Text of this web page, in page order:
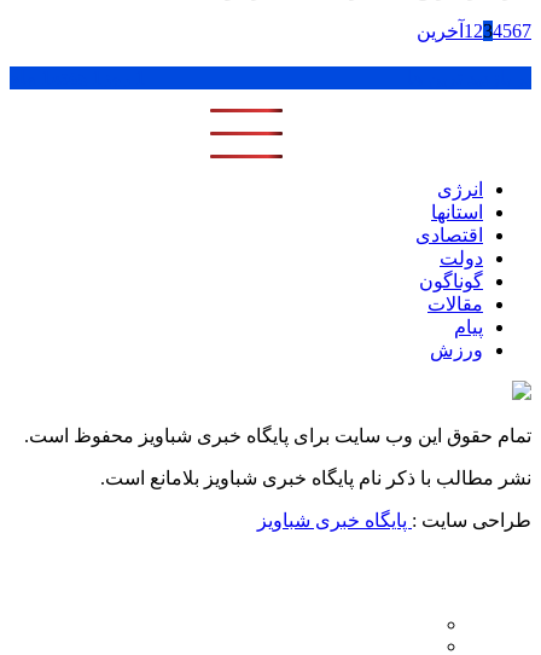
1 234567 آخرین
انرژی
استانها
اقتصادی
دولت
گوناگون
مقالات
پیام
ورزش
تمام حقوق این وب سایت برای پایگاه خبری شباویز محفوظ است.
نشر مطالب با ذکر نام پایگاه خبری شباویز بلامانع است.
طراحی سایت : پایگاه خبری شباویز